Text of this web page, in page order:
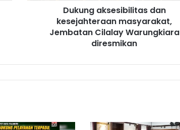
Dukung aksesibilitas dan
kesejahteraan masyarakat,
Jembatan Cilalay Warungkiara
diresmikan